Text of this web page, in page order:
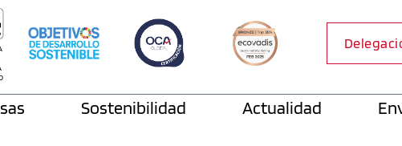
Sostenibilidad Actualidad